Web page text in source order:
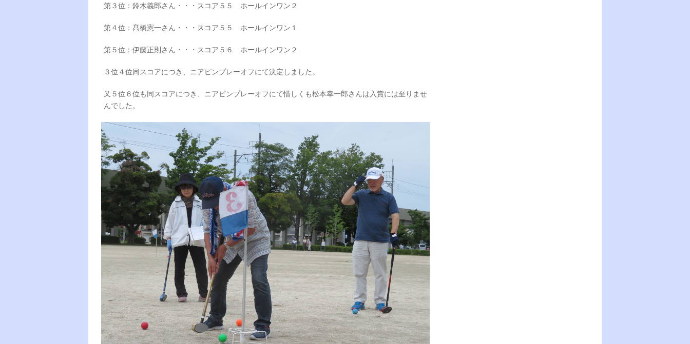
第３位：鈴木義郎さん・・・スコア５５ ホールインワン２
第４位：髙橋憲一さん・・・スコア５５ ホールインワン１
第５位：伊藤正則さん・・・スコア５６ ホールインワン２
３位４位同スコアにつき、ニアピンプレーオフにて決定しました。
又５位６位も同スコアにつき、ニアピンプレーオフにて惜しくも松本幸一郎さんは入賞には至りませ
んでした。